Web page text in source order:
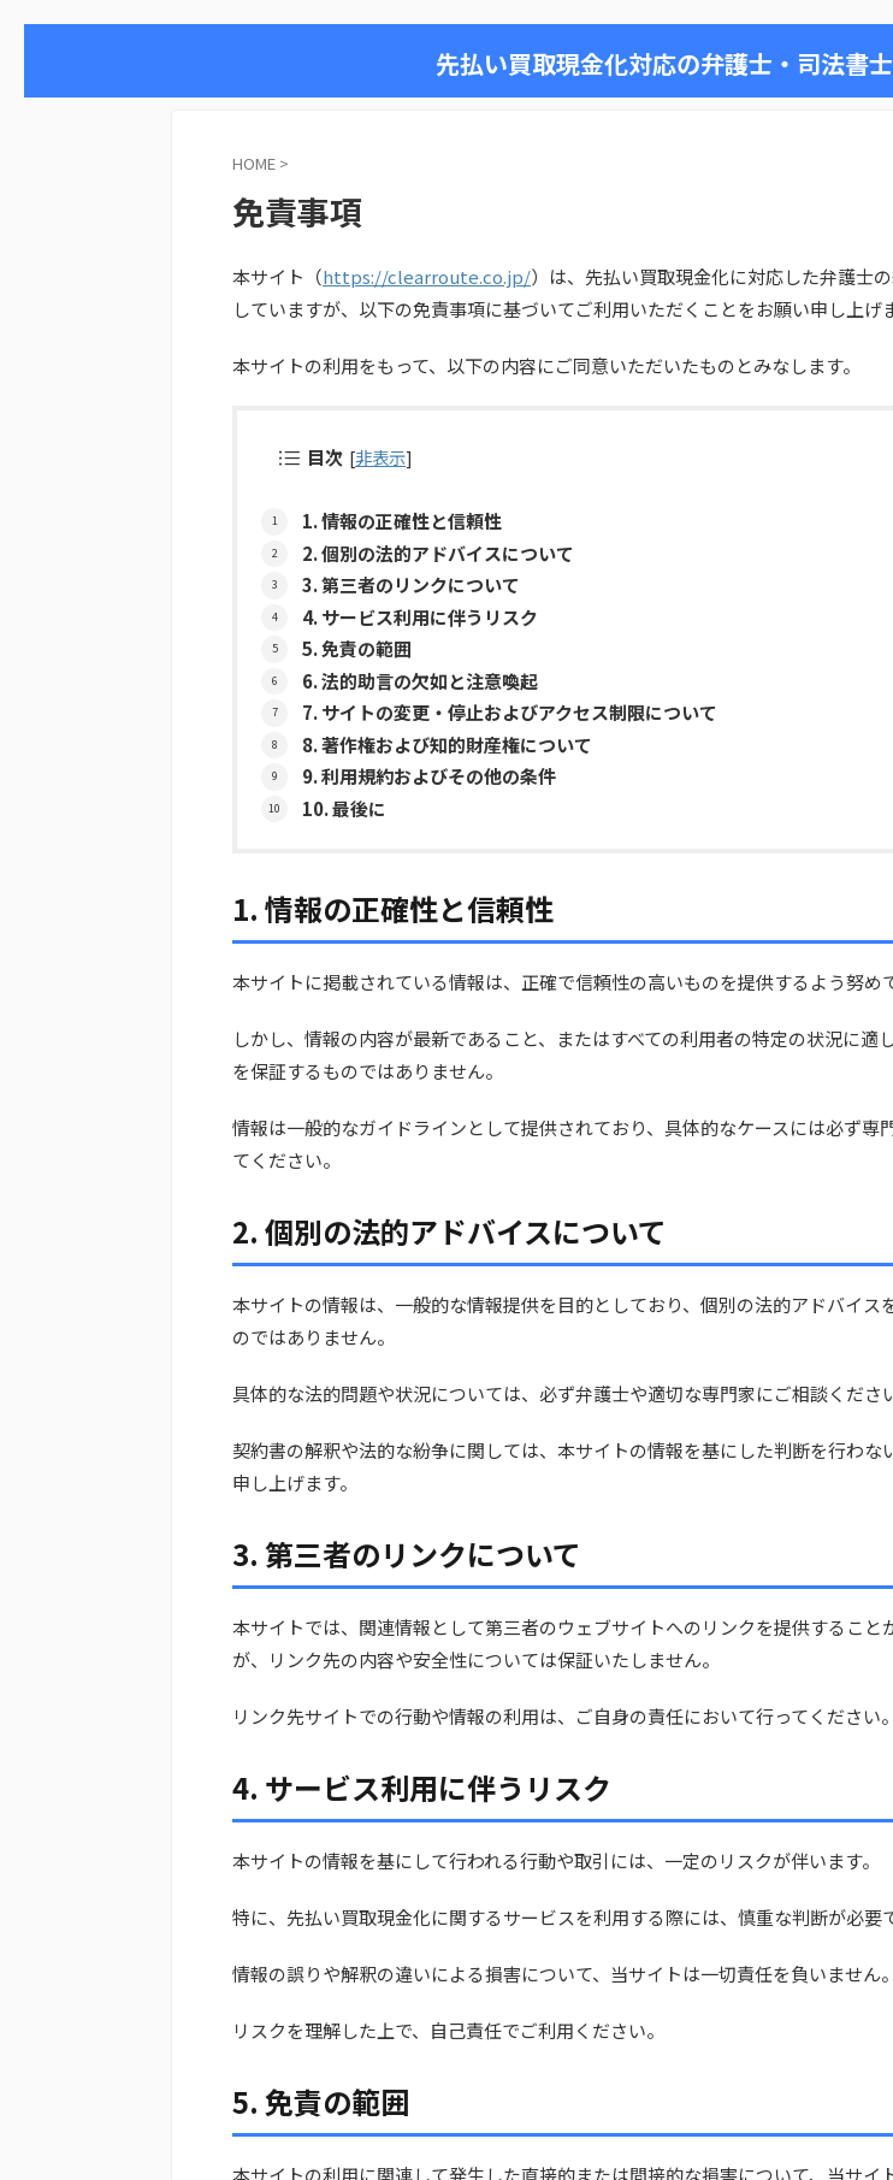
先払い買取現金化対応の弁護士・司法書
HOME >
免責事項
本サイト（https://clearroute.co.jp/）は、先払い買取現金化に対応した弁護士
していますが、以下の免責事項に基づいてご利用いただくことをお願い申し上げ
本サイトの利用をもって、以下の内容にご同意いただいたものとみなします。
目次 [非表示]
1. 情報の正確性と信頼性
2. 個別の法的アドバイスについて
3. 第三者のリンクについて
4. サービス利用に伴うリスク
5. 免責の範囲
6. 法的助言の欠如と注意喚起
7. サイトの変更・停止およびアクセス制限について
8. 著作権および知的財産権について
9. 利用規約およびその他の条件
10. 最後に
1. 情報の正確性と信頼性
本サイトに掲載されている情報は、正確で信頼性の高いものを提供するよう努め
しかし、情報の内容が最新であること、またはすべての利用者の特定の状況に適
を保証するものではありません。
情報は一般的なガイドラインとして提供されており、具体的なケースには必ず専
てください。
2. 個別の法的アドバイスについて
本サイトの情報は、一般的な情報提供を目的としており、個別の法的アドバイス
のではありません。
具体的な法的問題や状況については、必ず弁護士や適切な専門家にご相談くださ
契約書の解釈や法的な紛争に関しては、本サイトの情報を基にした判断を行わな
申し上げます。
3. 第三者のリンクについて
本サイトでは、関連情報として第三者のウェブサイトへのリンクを提供すること
が、リンク先の内容や安全性については保証いたしません。
リンク先サイトでの行動や情報の利用は、ご自身の責任において行ってください。
4. サービス利用に伴うリスク
本サイトの情報を基にして行われる行動や取引には、一定のリスクが伴います。
特に、先払い買取現金化に関するサービスを利用する際には、慎重な判断が必要
情報の誤りや解釈の違いによる損害について、当サイトは一切責任を負いません。
リスクを理解した上で、自己責任でご利用ください。
5. 免責の範囲
本サイトの利用に関連して発生した直接的または間接的な損害について、当サイ